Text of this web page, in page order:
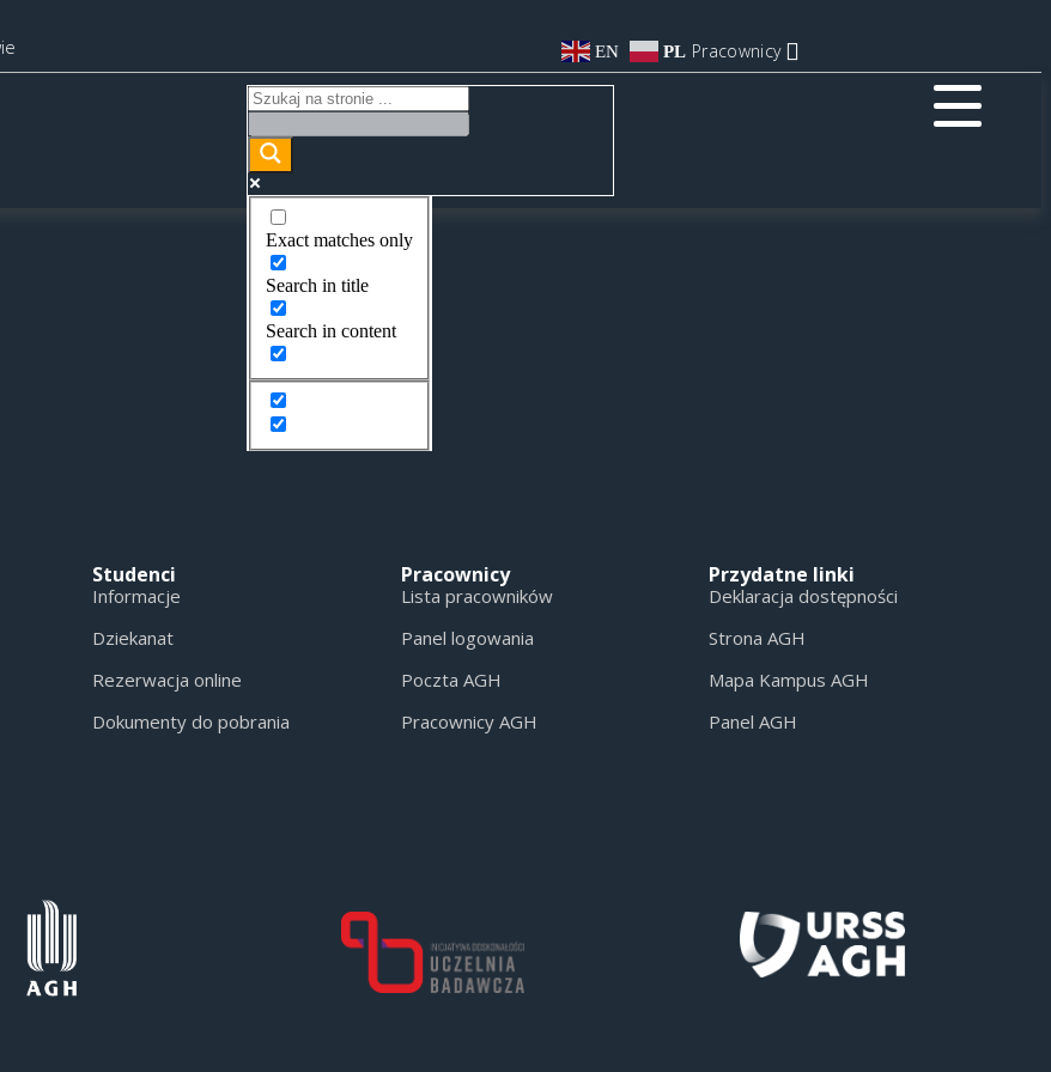
EN PL Pracownicy
Exact matches only
Search in title
Search in content
Studenci
Informacje
Dziekanat
Rezerwacja online
Dokumenty do pobrania
Pracownicy
Lista pracowników
Panel logowania
Poczta AGH
Pracownicy AGH
Przydatne linki
Deklaracja dostępności
Strona AGH
Mapa Kampus AGH
Panel AGH